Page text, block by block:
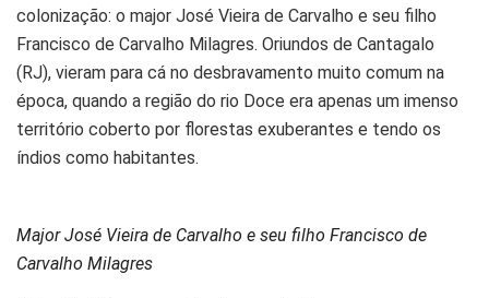
colonização: o major José Vieira de Carvalho e seu filho
Francisco de Carvalho Milagres. Oriundos de Cantagalo
(RJ), vieram para cá no desbravamento muito comum na
época, quando a região do rio Doce era apenas um imenso
território coberto por florestas exuberantes e tendo os
índios como habitantes.
Major José Vieira de Carvalho e seu filho Francisco de
Carvalho Milagres